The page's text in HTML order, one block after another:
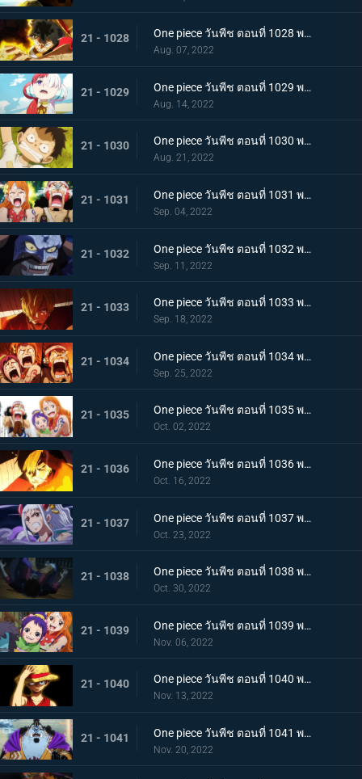
21 - 1028 One piece วันพีช ตอนที่ 1028 พากย์ไทย ก้ามข้ามสี่จักรพรรดิสิ หมัดเหล็กโต้กลับของลูฟี่
Aug. 07, 2022
21 - 1029 One piece วันพีช ตอนที่ 1029 พากย์ไทย ความทรงจำลางเลือน ลูฟี่กับอูตะลูกสาวของผมแดง
Aug. 14, 2022
21 - 1030 One piece วันพีช ตอนที่ 1030 พากย์ไทย คำสาบานต่อยุคสมัยใหม่! ลูฟี่กับอูตะ
Aug. 21, 2022
21 - 1031 One piece วันพีช ตอนที่ 1031 พากย์ไทย นามิตะโกนสุดเสียง เดธเรซแบบจนตรอก
Sep. 04, 2022
21 - 1032 One piece วันพีช ตอนที่ 1032 พากย์ไทย รุ่งอรุณของแคว้นวะ ทุกด้านประจันหน้าสุดเดือด
Sep. 11, 2022
21 - 1033 One piece วันพีช ตอนที่ 1033 พากย์ไทย ชี้ขาด หมัดราชันย์เร่งความเร็วของลูฟี่
Sep. 18, 2022
21 - 1034 One piece วันพีช ตอนที่ 1034 พากย์ไทย ลูฟี่พ่ายแพ้! กลุ่มหมวกฟางตกที่นั่งลำบาก
Sep. 25, 2022
21 - 1035 One piece วันพีช ตอนที่ 1035 พากย์ไทย ร้อยอสูรเหยียบย่ำ สิ้นสมัยตระกูลโคสึกิ
Oct. 02, 2022
21 - 1036 One piece วันพีช ตอนที่ 1036 พากย์ไทย ต่อต้านคืนมืดมิด โชกุนใหญ่แคว้นวะกู่ก้อง
Oct. 16, 2022
21 - 1037 One piece วันพีช ตอนที่ 1037 พากย์ไทย เชื่อในลูฟี่สิ! พันธมิตรเปิดฉากโต้กลับ
Oct. 23, 2022
21 - 1038 One piece วันพีช ตอนที่ 1038 พากย์ไทย ท่าไม้ตายของนามิ! ศึกเสี่ยงตายของโอทามะ
Oct. 30, 2022
21 - 1039 One piece วันพีช ตอนที่ 1039 พากย์ไทย พวกพ้องเพิ่มพรวด กลุ่มหมวกฟางโต้กลับ
Nov. 06, 2022
21 - 1040 One piece วันพีช ตอนที่ 1040 พากย์ไทย ความภาคภูมิใจของนายท้าย จินเบเดือดจัด!
Nov. 13, 2022
21 - 1041 One piece วันพีช ตอนที่ 1041 พากย์ไทย ยอดศึกตัดสินสัตว์ประหลาด! ยามาโตะกับแฟรงกี้
Nov. 20, 2022